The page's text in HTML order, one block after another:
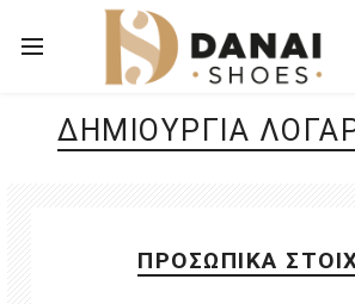
ΔΗΜΙOΥΡΓΊΑ
ΠΡΟΣΩΠΙΚΆ